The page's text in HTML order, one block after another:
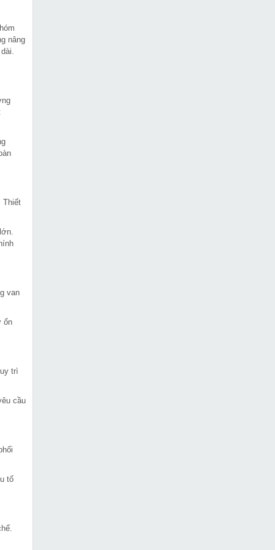
nâng
Thiết
van
ổn
trì
cầu
tố